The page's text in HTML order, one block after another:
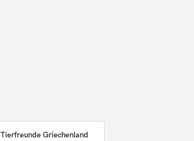
Tierfreunde Griechenland